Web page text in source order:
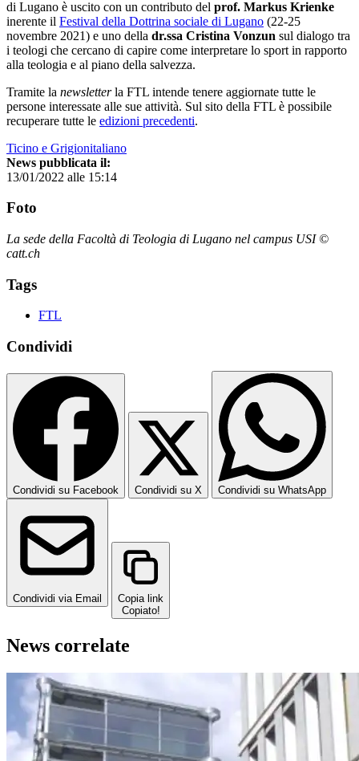
di Lugano è uscito con un contributo del prof. Markus Krienke
inerente il Festival della Dottrina sociale di Lugano (22-25
novembre 2021) e uno della dr.ssa Cristina Vonzun sul dialogo tra
i teologi che cercano di capire come interpretare lo sport in rapporto
alla teologia e al piano della salvezza.
Tramite la newsletterla FTL intende tenere aggiornate tutte le
persone interessate alle sue attività. Sul sito della FTL è possibile
recuperare tutte le edizioni precedenti.
Ticino e Grigionitaliano
News pubblicata il:
13/01/2022 alle 15:14
Foto
La sede della Facoltà di Teologia di Lugano nel campus USI ©
catt.ch
Tags
FTL
Condividi
Condividi su Facebook Condividi su X Condividi su WhatsApp
Condividi via Email
Copia link
Copiato!
News correlate